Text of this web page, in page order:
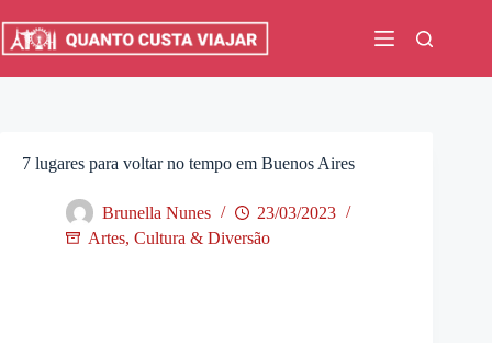
para
7 lugares para voltar no tempo em Buenos Aires
Brunella Nunes
23/03/2023
Artes, Cultura & Diversão